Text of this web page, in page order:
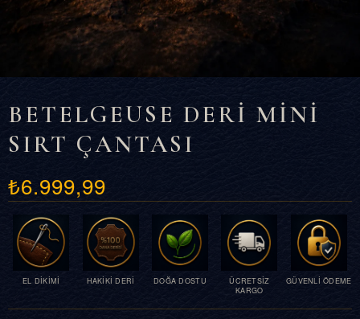
BETELGEUSE DERİ MİNİ
SIRT ÇANTASI
₺6.999,99
EL DİKİMİ HAKİKİ DERİ DOĞA DOSTU
ÜCRETSİZ
KARGO
GÜVENLİ ÖDEME